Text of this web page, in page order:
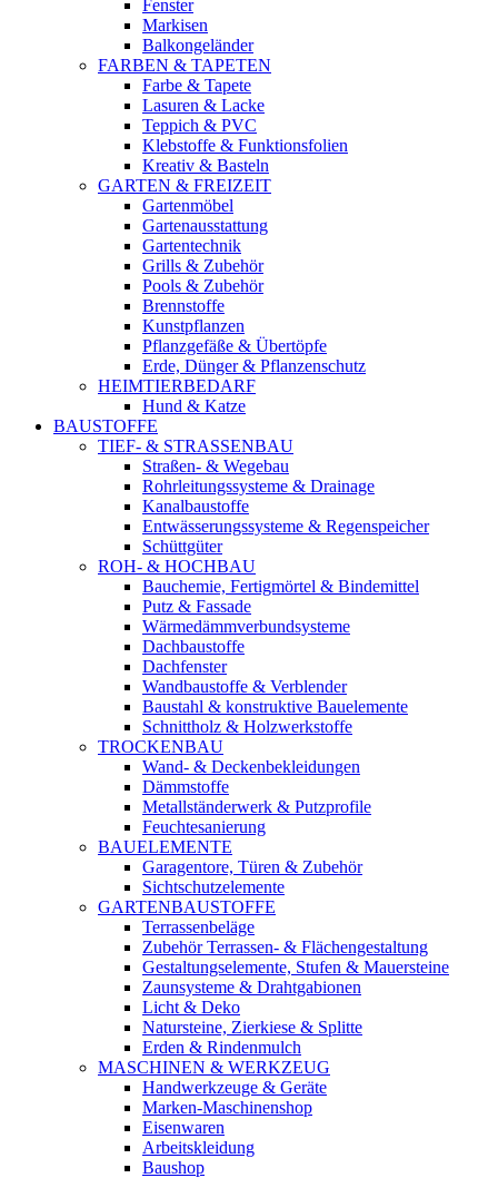
Fenster
Markisen
Balkongeländer
FARBEN & TAPETEN
Farbe & Tapete
Lasuren & Lacke
Teppich & PVC
Klebstoffe & Funktionsfolien
Kreativ & Basteln
GARTEN & FREIZEIT
Gartenmöbel
Gartenausstattung
Gartentechnik
Grills & Zubehör
Pools & Zubehör
Brennstoffe
Kunstpflanzen
Pflanzgefäße & Übertöpfe
Erde, Dünger & Pflanzenschutz
HEIMTIERBEDARF
Hund & Katze
BAUSTOFFE
TIEF- & STRASSENBAU
Straßen- & Wegebau
Rohrleitungssysteme & Drainage
Kanalbaustoffe
Entwässerungssysteme & Regenspeicher
Schüttgüter
ROH- & HOCHBAU
Bauchemie, Fertigmörtel & Bindemittel
Putz & Fassade
Wärmedämmverbundsysteme
Dachbaustoffe
Dachfenster
Wandbaustoffe & Verblender
Baustahl & konstruktive Bauelemente
Schnittholz & Holzwerkstoffe
TROCKENBAU
Wand- & Deckenbekleidungen
Dämmstoffe
Metallständerwerk & Putzprofile
Feuchtesanierung
BAUELEMENTE
Garagentore, Türen & Zubehör
Sichtschutzelemente
GARTENBAUSTOFFE
Terrassenbeläge
Zubehör Terrassen- & Flächengestaltung
Gestaltungselemente, Stufen & Mauersteine
Zaunsysteme & Drahtgabionen
Licht & Deko
Natursteine, Zierkiese & Splitte
Erden & Rindenmulch
MASCHINEN & WERKZEUG
Handwerkzeuge & Geräte
Marken-Maschinenshop
Eisenwaren
Arbeitskleidung
Baushop